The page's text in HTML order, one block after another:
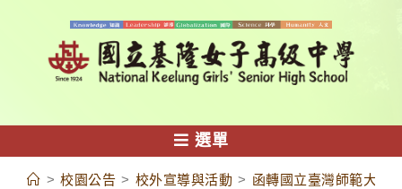
容
選單
> 校園公告 > 校外宣導與活動 > 函轉國立臺灣師範大學